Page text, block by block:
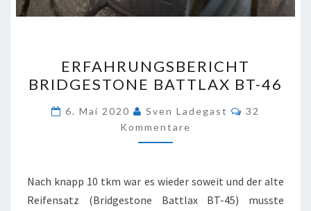
BRIDGESTONE
BATTLAX
BT-
46
ERFAHRUNGSBERICHT
BRIDGESTONE BATTLAX BT-46
6. Mai 2020 Sven Ladegast
32
Kommentare
Nach knapp 10 tkm war es wieder soweit und der alte
Reifensatz (Bridgestone Battlax BT-45) musste